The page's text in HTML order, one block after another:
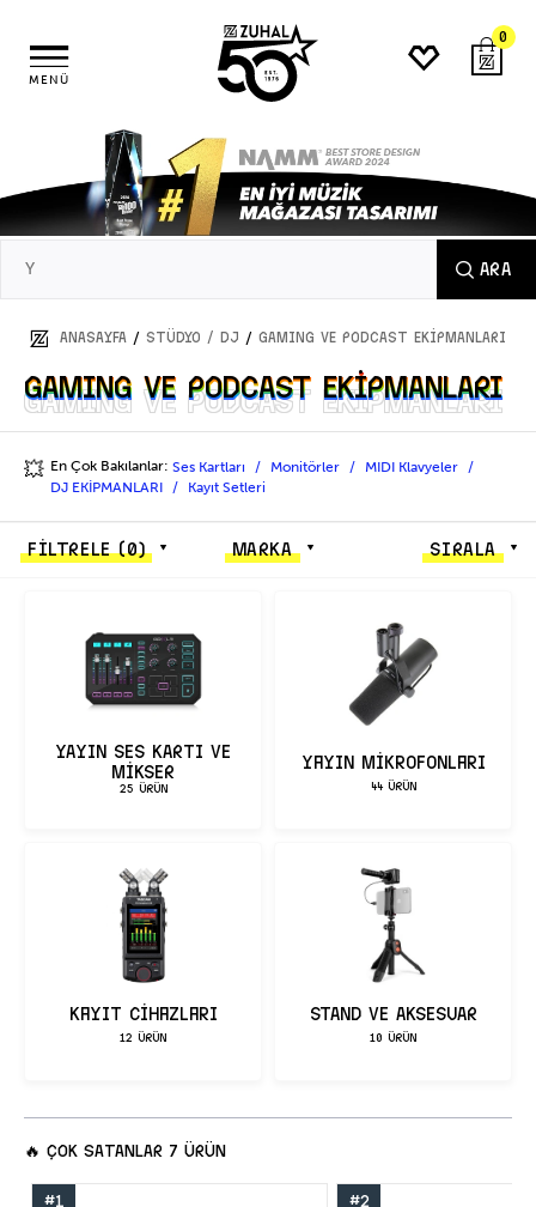
MENÜ
0
ARA
ANASAYFA / STÜDYO / DJ / GAMING VE PODCAST EKİPMANLARI
GAMING VE PODCAST EKİPMANLARI
GAMING VE PODCAST EKİPMANLARI
💥 En Çok Bakılanlar: Ses Kartları Monitörler
MIDI Klavyeler
DJ EKİPMANLARI
Kayıt Setleri
FİLTRELE(0) MARKA SIRALA
YAYIN SES KARTI VE
MİKSER
25 ÜRÜN
Yayın Mikrofonları
44 ÜRÜN
Kayıt Cihazları
12 ÜRÜN
STAND VE AKSESUAR
10 ÜRÜN
🔥 ÇOK SATANLAR 7 ÜRÜN
#1 #2